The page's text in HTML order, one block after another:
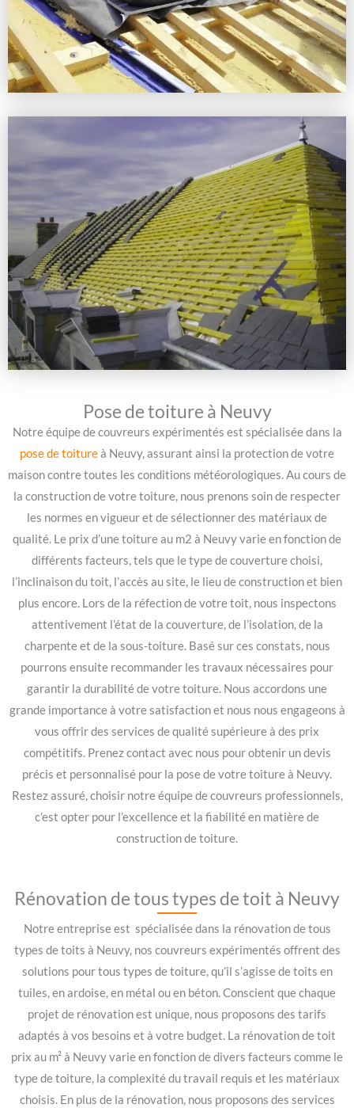
Pose de toiture à Neuvy
Notre équipe de couvreurs expérimentés est spécialisée dans la
pose de toitureà Neuvy, assurant ainsi la protection de votre
maison contre toutes les conditions météorologiques. Au cours de
la construction de votre toiture, nous prenons soin de respecter
les normes en vigueur et de sélectionner des matériaux de
qualité. Le prix d’une toiture au m2 à Neuvy varie en fonction de
différents facteurs, tels que le type de couverture choisi,
l’inclinaison du toit, l’accès au site, le lieu de construction et bien
plus encore. Lors de la réfection de votre toit, nous inspectons
attentivement l’état de la couverture, de l’isolation, de la
charpente et de la sous-toiture. Basé sur ces constats, nous
pourrons ensuite recommander les travaux nécessaires pour
garantir la durabilité de votre toiture. Nous accordons une
grande importance à votre satisfaction et nous nous engageons à
vous offrir des services de qualité supérieure à des prix
compétitifs. Prenez contact avec nous pour obtenir un devis
précis et personnalisé pour la pose de votre toiture à Neuvy.
Restez assuré, choisir notre équipe de couvreurs professionnels,
c’est opter pour l’excellence et la fiabilité en matière de
construction de toiture.
Rénovation de tous types de toit à Neuvy
Notre entreprise est spécialisée dans la rénovation de tous
types de toits à Neuvy, nos couvreurs expérimentés offrent des
solutions pour tous types de toiture, qu’il s’agisse de toits en
tuiles, en ardoise, en métal ou en béton. Conscient que chaque
projet de rénovation est unique, nous proposons des tarifs
adaptés à vos besoins et à votre budget. La rénovation de toit
prix au m² à Neuvy varie en fonction de divers facteurs comme le
type de toiture, la complexité du travail requis et les matériaux
choisis. En plus de la rénovation, nous proposons des services